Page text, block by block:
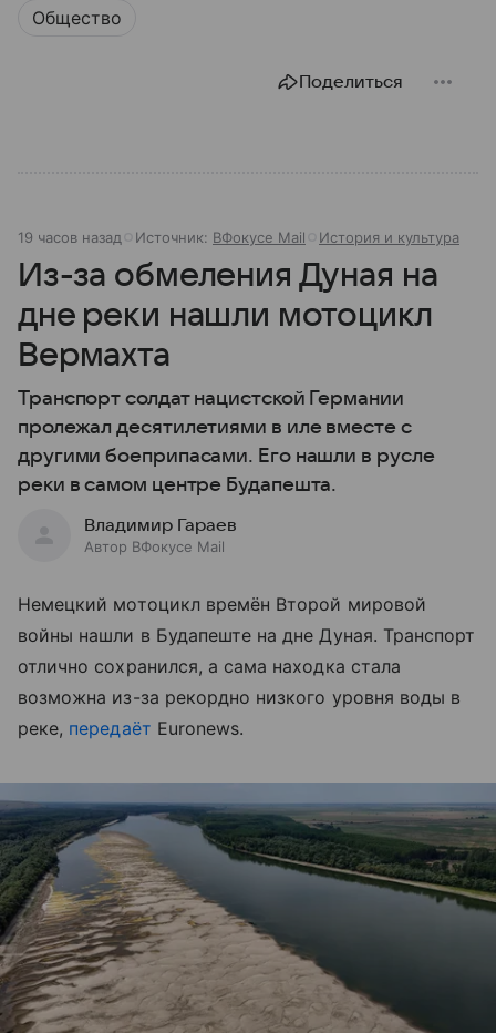
Общество
Поделиться
19 часов назад Источник: ВФокусе Mail История и культура
Из-за обмеления Дуная на
дне реки нашли мотоцикл
Вермахта
Транспорт солдат нацистской Германии
пролежал десятилетиями в иле вместе с
другими боеприпасами. Его нашли в русле
реки в самом центре Будапешта.
Владимир Гараев
Автор ВФокусе Mail
Немецкий мотоцикл времён Второй мировой
войны нашли в Будапеште на дне Дуная. Транспорт
отлично сохранился, а сама находка стала
возможна из-за рекордно низкого уровня воды в
реке, передаёт Euronews.